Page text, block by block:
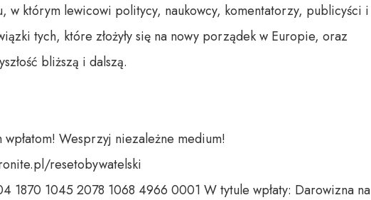
w którym lewicowi politycy, naukowcy, komentatorzy, publicyści i
tych, które złożyły się na nowy porządek w Europie, oraz
bliższą i dalszą.
Wesprzyj niezależne medium!
resetobywatelski
1870 1045 2078 1068 4966 0001 W tytule wpłaty: Darowizna na